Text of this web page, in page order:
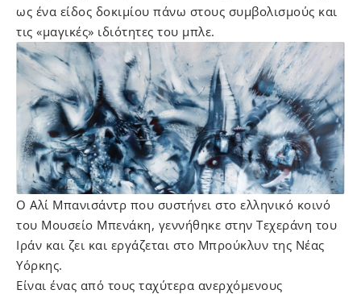
ως ένα είδος δοκιμίου πάνω στους συμβολισμούς και
τις «μαγικές» ιδιότητες του μπλε.
Ο Αλί Μπανισάντρ που συστήνει στο ελληνικό κοινό
του Μουσείο Μπενάκη, γεννήθηκε στην Τεχεράνη του
Ιράν και ζει και εργάζεται στο Μπρούκλυν της Νέας
Υόρκης.
Είναι ένας από τους ταχύτερα ανερχόμενους